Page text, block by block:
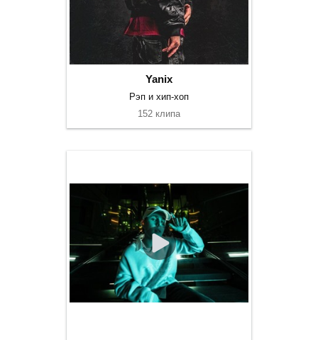
Yanix
Рэп и хип-хоп
152 клипа